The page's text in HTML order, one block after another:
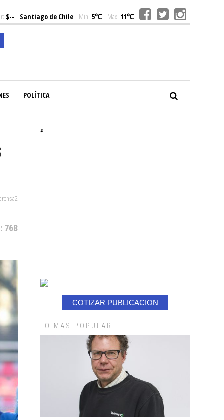
$-- Santiago de Chile Min: 5℃ Max: 11℃
POLÍTICA
768
#
COTIZAR PUBLICACION
LO MAS POPULAR